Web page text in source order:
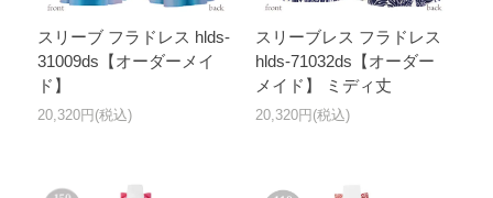
スリーブ フラドレス hlds-
31009ds【オーダーメイ
ド】
20,320円(税込)
スリーブレス フラドレス
hlds-71032ds【オーダー
メイド】 ミディ丈
20,320円(税込)